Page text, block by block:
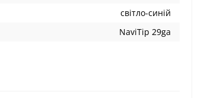
світло-синій
NaviTip 29ga